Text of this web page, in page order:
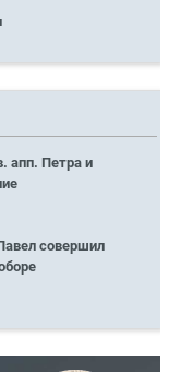
апп. Петра и
совершил